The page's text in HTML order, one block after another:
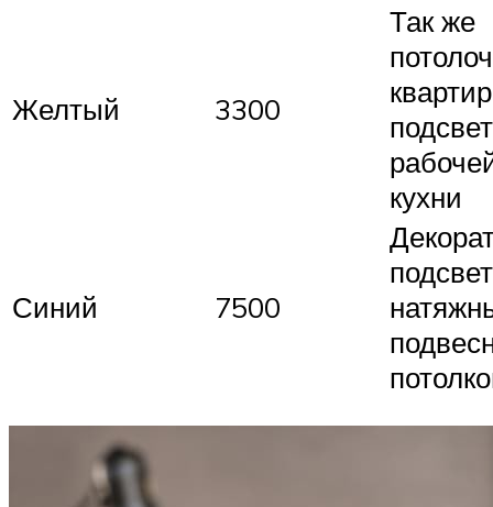
Желтый 3300
Так же
кухни
Синий 7500